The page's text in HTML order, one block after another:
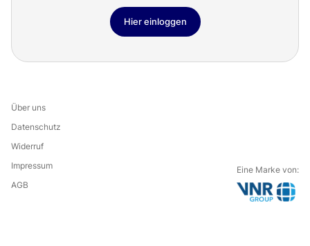
Hier einloggen
Über uns
Datenschutz
Widerruf
Impressum
AGB
Eine Marke von: